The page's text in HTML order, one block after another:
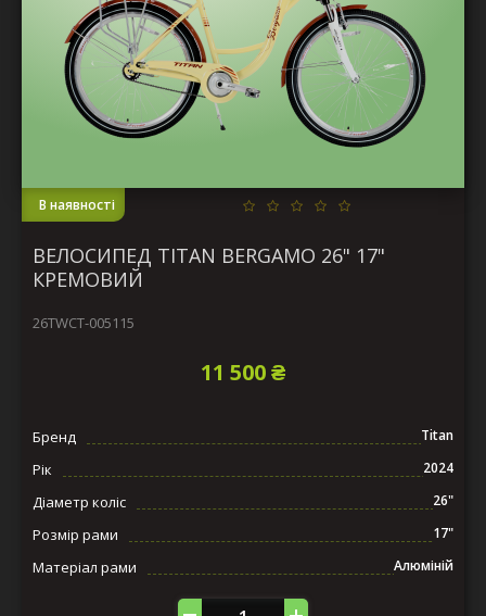
В наявності
ВЕЛОСИПЕД TITAN BERGAMO 26" 17"
КРЕМОВИЙ
26TWCT-005115
11 500 ₴
Бренд Titan
Рік 2024
Діаметр коліс 26"
Розмір рами 17"
Матеріал рами Алюміній